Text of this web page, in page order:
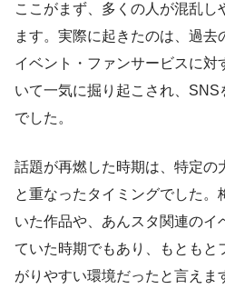
ここがまず、多くの人が混乱し
ます。実際に起きたのは、過去
イベント・ファンサービスに対
いて一気に掘り起こされ、SNS
でした。
話題が再燃した時期は、特定の
と重なったタイミングでした。
いた作品や、あんスタ関連のイ
ていた時期でもあり、もともと
がりやすい環境だったと言えま